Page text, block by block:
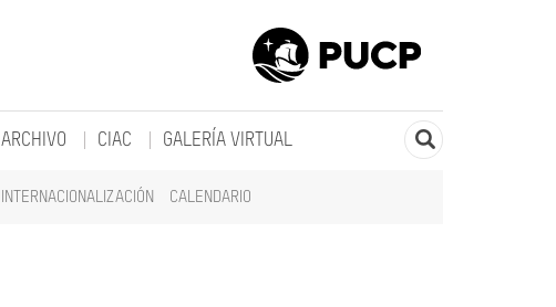
INTERNACIONALIZACIÓN CALENDARIO
ARCHIVO CIAC GALERÍA VIRTUAL